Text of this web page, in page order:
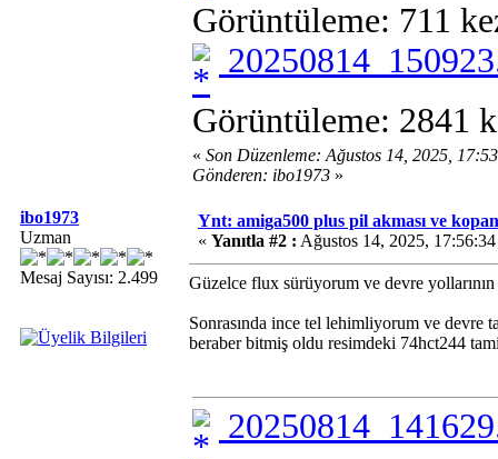
Görüntüleme: 711
Görüntüleme: 2841
« Son Düzenleme: Ağustos 14, 2025,
Gönderen: ibo1973 »
ibo1973
Uzman
Mesaj Sayısı: 2.499
Ynt: amiga500 plus pil akması ve
« Yanıtla #2 : Ağustos 14, 2025,
Güzelce flux sürüyorum ve devre
Sonrasında ince tel lehimliyorum ve devre
beraber bitmiş oldu resimdeki 74hct244